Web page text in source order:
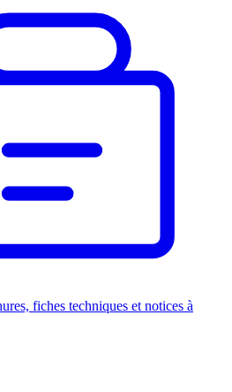
fiches techniques et notices à